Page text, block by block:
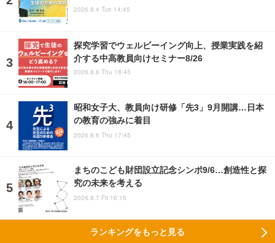
2026.8.4 Tue 14:45
探究学習でウェルビーイング向上、授業実践を紹
介する中高教員向けセミナー8/26
2026.8.6 Thu 18:45
昭和女子大、教員向け研修「先3」9月開講…日本
の教育の強みに着目
2026.8.6 Thu 17:45
まちのこども財団設立記念シンポ9/6…創造性と探
究の未来を考える
2026.8.7 Fri 16:15
ランキングをもっと見る